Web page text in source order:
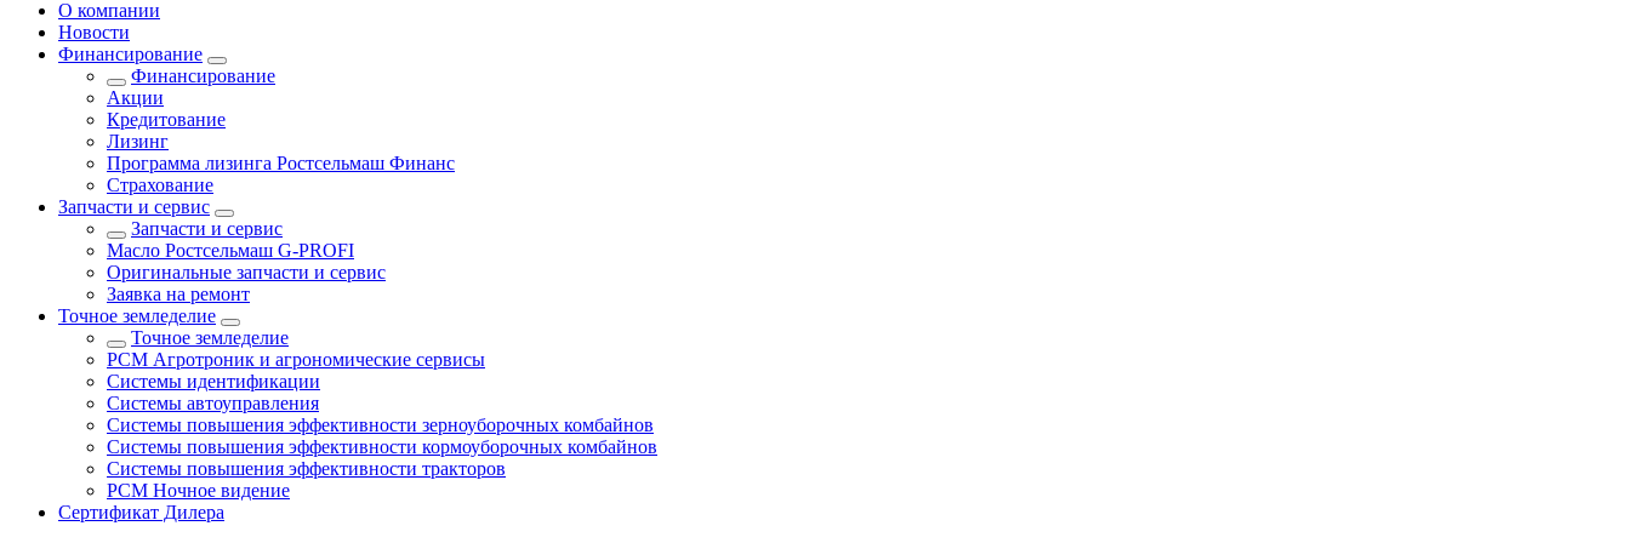
О компании
Новости
Финансирование
Финансирование
Акции
Кредитование
Лизинг
Программа лизинга Ростсельмаш Финанс
Страхование
Запчасти и сервис
Запчасти и сервис
Масло Ростсельмаш G-PROFI
Оригинальные запчасти и сервис
Заявка на ремонт
Точное земледелие
Точное земледелие
РСМ Агротроник и агрономические сервисы
Системы идентификации
Системы автоуправления
Системы повышения эффективности зерноуборочных комбайнов
Системы повышения эффективности кормоуборочных комбайнов
Системы повышения эффективности тракторов
РСМ Ночное видение
Сертификат Дилера